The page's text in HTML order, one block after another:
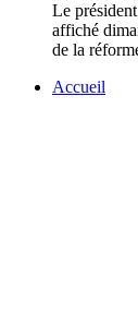
Le
affiché
de la
Accueil